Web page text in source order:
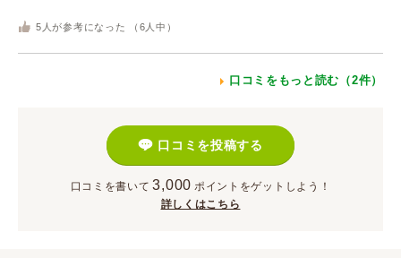
5 人が参考になった （ 6 人中）
口コミをもっと読む（2件）
口コミを投稿する
口コミを書いて 3,000 ポイント をゲットしよう！
詳しくはこちら